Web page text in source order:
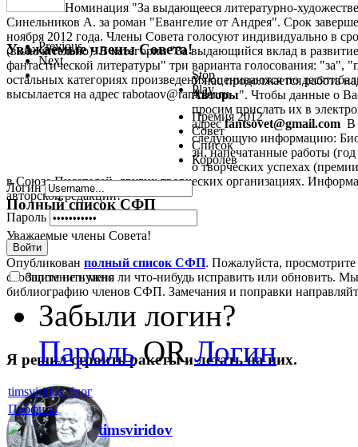
Номинация "За выдающееся литературно-
Синельников А. за роман "Евангелие от Андрея". Срок
ноября 2012 года. Члены Совета голосуют индивидуально в
(включительно). В категории "За выдающийся вклад в
фантастической литературы" три варианта голосования: "за",
остальных категориях произведения оцениваются по
высылается на адрес rabotaov@rambler.ru
Уважаемые члены Совета!
У нас продолжается работа
Авторы". Чтобы данные о
просим прислать их в
адресfantsovet@gmail.com В
следующую информацию:
зн, напечатанные работы
о творческих успехах
в Союзе Писателей, других творческих организациях.
авторской редакции!
Полный список СФП
Уважаемые члены Совета!
Опубликован полный список СФП. Пожалуйста,
сообщите не нужно ли что-нибудь исправить или обновить.
библиографию членов СФП. Замечания и поправки
Я решил строить ракеты и летать на них.
Previous
Next
Stop
Play
Премия 2012
Совет
Список
Королев
Логин
Пароль
Войти
Запомнить меня
Забыли логин?
ПарольORЛогин
timsviridov блог
Профиль
timsviridov